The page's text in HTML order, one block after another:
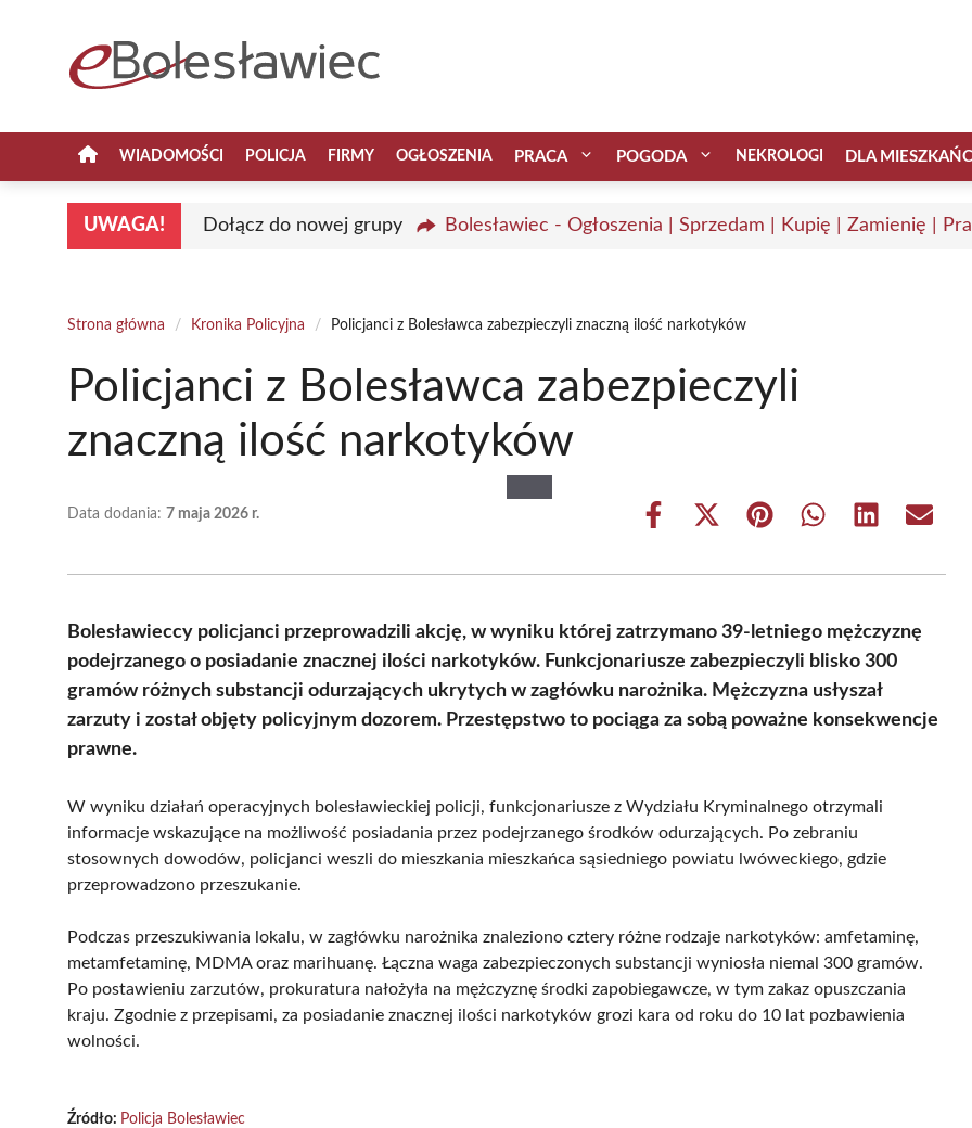
WIADOMOŚCI POLICJA FIRMY OGŁOSZENIA PRACA POGODA NEKROLOGI DLA
UWAGA! Dołącz do nowej grupy Bolesławiec - Ogłoszenia | Sprzedam | Kupię | Zamienię |
Strona główna / Kronika Policyjna / Policjanci z Bolesławca zabezpieczyli znaczną ilość narkotyków
Policjanci z Bolesławca zabezpieczyli
znaczną ilość narkotyków
Data dodania: 7 maja 2026 r.
Share
Share
(Twitter)
Share Share Share Share
Bolesławieccy policjanci przeprowadzili akcję, w wyniku której zatrzymano 39-letniego mężczyznę
podejrzanego o posiadanie znacznej ilości narkotyków. Funkcjonariusze zabezpieczyli blisko 300
gramów różnych substancji odurzających ukrytych w zagłówku narożnika. Mężczyzna usłyszał
zarzuty i został objęty policyjnym dozorem. Przestępstwo to pociąga za sobą poważne konsekwencje
prawne.
W wyniku działań operacyjnych bolesławieckiej policji, funkcjonariusze z Wydziału Kryminalnego otrzymali
informacje wskazujące na możliwość posiadania przez podejrzanego środków odurzających. Po zebraniu
stosownych dowodów, policjanci weszli do mieszkania mieszkańca sąsiedniego powiatu lwóweckiego, gdzie
przeprowadzono przeszukanie.
Podczas przeszukiwania lokalu, w zagłówku narożnika znaleziono cztery różne rodzaje narkotyków: amfetaminę,
metamfetaminę, MDMA oraz marihuanę. Łączna waga zabezpieczonych substancji wyniosła niemal 300 gramów.
Po postawieniu zarzutów, prokuratura nałożyła na mężczyznę środki zapobiegawcze, w tym zakaz opuszczania
kraju. Zgodnie z przepisami, za posiadanie znacznej ilości narkotyków grozi kara od roku do 10 lat pozbawienia
wolności.
Źródło: Policja Bolesławiec